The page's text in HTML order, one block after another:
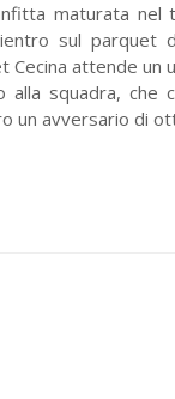
maturata
sul parquet
attende
alla squadra, che
un avversario di